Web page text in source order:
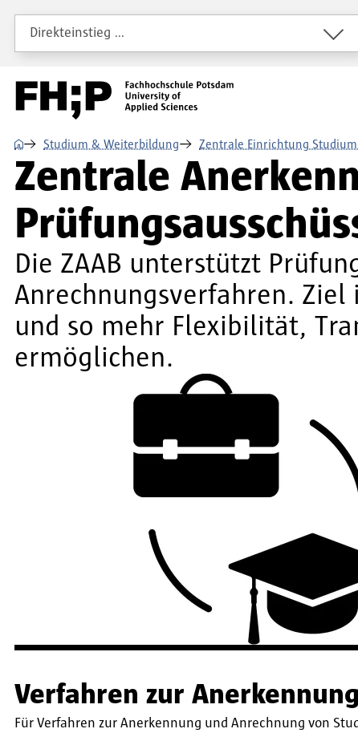
Direkt zum Inhalt
Direkt zur Hauptnavigation
Direkt zum Fußbereich
Direkteinstieg …
⌂ Studium & Weiterbildung Zentrale Einrichtung
Zentrale
Die ZAAB unterstützt
Anrechnungsverfahren. Ziel
und so mehr Flexibilität,
ermöglichen.
Verfahren zur
Für Verfahren zur Anerkennung und Anrechnung von